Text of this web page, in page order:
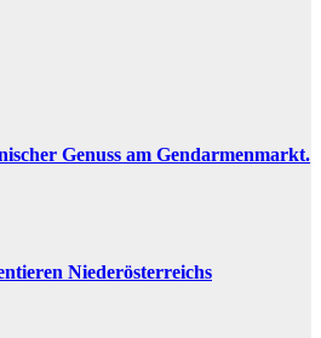
Genuss am Gendarmenmarkt.
Niederösterreichs